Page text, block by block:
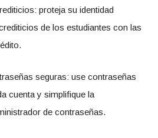
proteja su identidad
de los estudiantes con las
seguras: use contraseñas
cuenta y simplifique la
de contraseñas.